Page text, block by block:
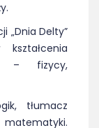
„Dnia Delty”
– fizycy,
tłumacz